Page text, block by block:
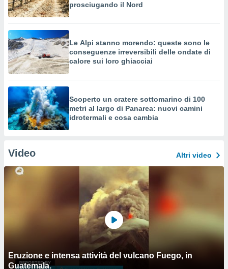
prosciugando il Nord
Le Alpi stanno morendo: queste sono le
conseguenze irreversibili delle ondate di
calore sui loro ghiacciai
Scoperto un cratere sottomarino di 100
metri al largo di Panarea: nuovi camini
idrotermali e cosa cambia
Video Altri video
Eruzione e intensa attività del vulcano Fuego, in
Guatemala.